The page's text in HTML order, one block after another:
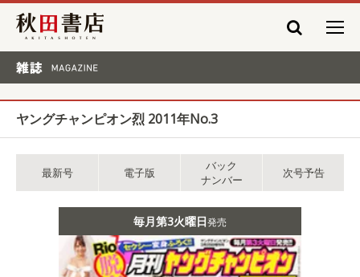
秋田書店
ヤングチャンピオン烈 2011年No.3
最新号 電子版
バック
ナンバー
次号予告
毎月第3火曜日発売